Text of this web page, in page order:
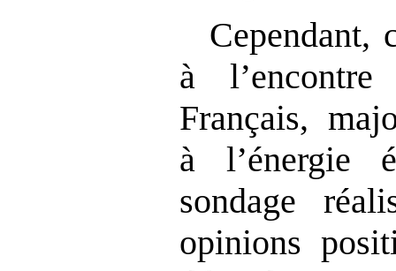
Cependant,
à
Français,
à l’énergie
sondage
opinions